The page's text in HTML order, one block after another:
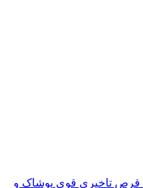
قرص تاخیری قوی پوشاک و